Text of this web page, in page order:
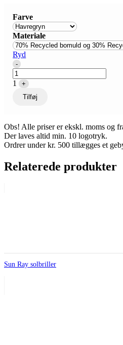
Farve
Materiale
Ryd
Quantity
-
1
+
Tilføj
Obs! Alle priser er ekskl. moms og
Der laves altid min. 10 logotryk.
Ordrer under kr. 500 tillægges et
Relaterede produkter
Sun Ray solbriller